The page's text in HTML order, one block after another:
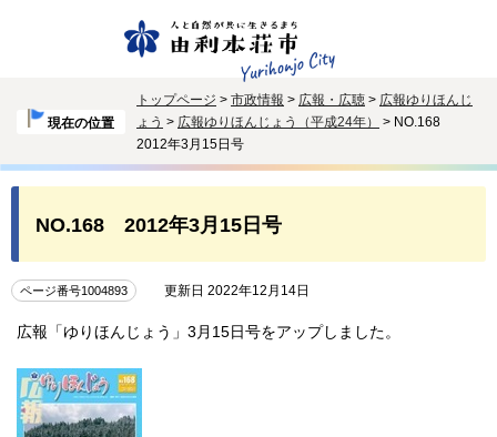
現在の位置
トップページ > 市政情報 > 広報・広聴 > 広報ゆりほんじ
ょう > 広報ゆりほんじょう（平成24年）
> NO.168
2012年3月15日号
NO.168 2012年3月15日号
ページ番号1004893 更新日 2022年12月14日
広報「ゆりほんじょう」3月15日号をアップしました。